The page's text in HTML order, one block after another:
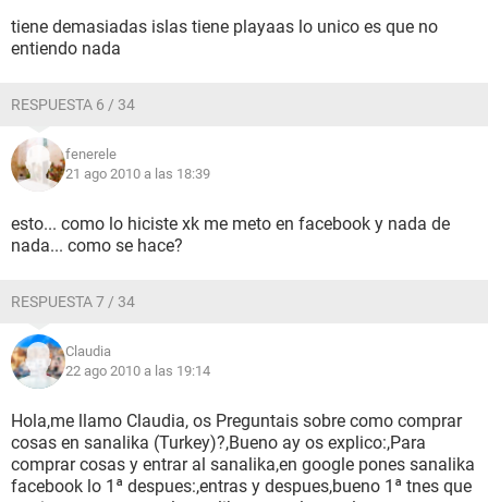
tiene demasiadas islas tiene playaas lo unico es que no
entiendo nada
RESPUESTA 6 / 34
fenerele
21 ago 2010 a las 18:39
esto... como lo hiciste xk me meto en facebook y nada de
nada... como se hace?
RESPUESTA 7 / 34
Claudia
22 ago 2010 a las 19:14
Hola,me llamo Claudia, os Preguntais sobre como comprar
cosas en sanalika (Turkey)?,Bueno ay os explico:,Para
comprar cosas y entrar al sanalika,en google pones sanalika
facebook lo 1ª despues:,entras y despues,bueno 1ª tnes que